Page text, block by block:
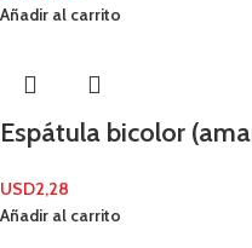
Añadir al carrito
Espátula bicolor
USD2,28
Añadir al carrito